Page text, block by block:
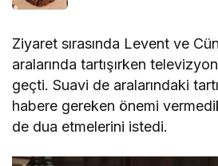
Ziyaret sırasında Levent ve
aralarında tartışırken
geçti. Suavi de aralarındaki
habere gereken önemi
de dua etmelerini istedi.